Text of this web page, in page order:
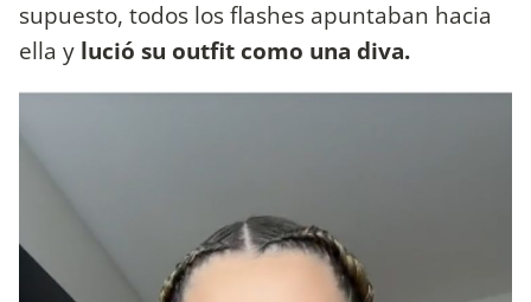
supuesto, todos los flashes apuntaban hacia
ella y lució su outfit como una diva.